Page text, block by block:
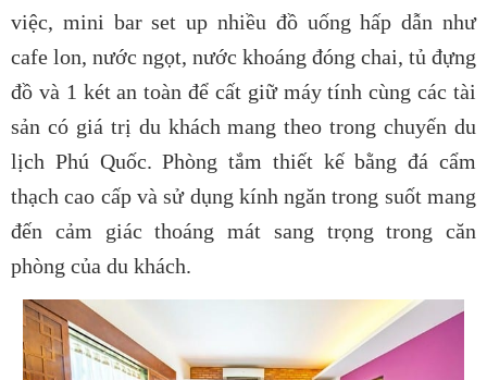
việc, mini bar set up nhiều đồ uống hấp dẫn như
cafe lon, nước ngọt, nước khoáng đóng chai, tủ đựng
đồ và 1 két an toàn để cất giữ máy tính cùng các tài
sản có giá trị du khách mang theo trong chuyến du
lịch Phú Quốc. Phòng tắm thiết kế bằng đá cẩm
thạch cao cấp và sử dụng kính ngăn trong suốt mang
đến cảm giác thoáng mát sang trọng trong căn
phòng của du khách.